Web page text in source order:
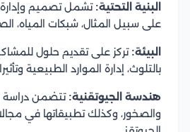
البنية التحتية: تشمل تصميم وإدارة
على سبيل المثال، شبكات المياه،
البيئة: تركز على تقديم حلول
بالتلوث، إدارة الموارد الطبيعية
هندسة الجيوتقنية:تتضمن دراسة
والصخور، وكذلك تطبيقاتها في